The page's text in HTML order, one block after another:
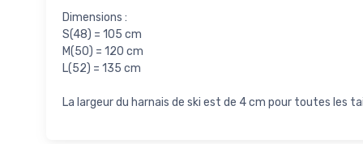
Dimensions :
S(48) = 105 cm
M(50) = 120 cm
L(52) = 135 cm
La largeur du harnais de ski est de 4 cm pour toutes les